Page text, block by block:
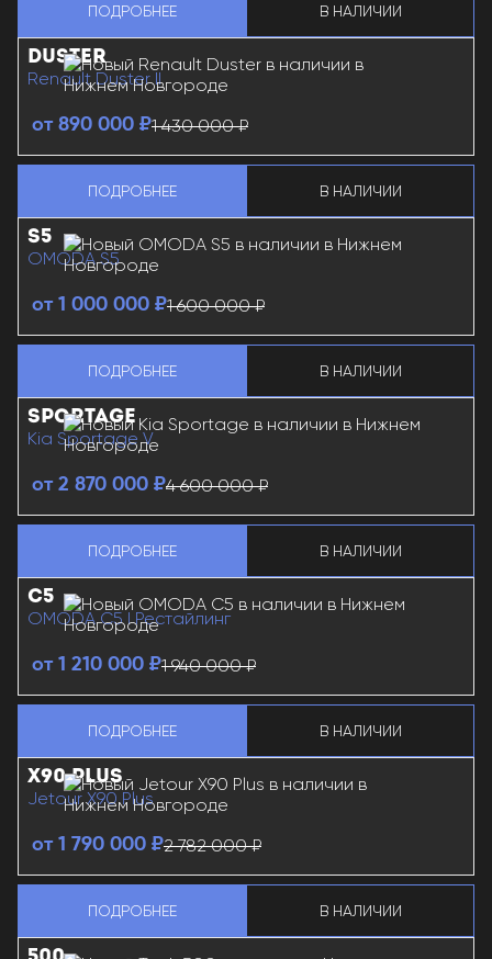
ПОДРОБНЕЕ В НАЛИЧИИ
DUSTER
Renault Duster II
от 890 000 ₽1 430 000 ₽
ПОДРОБНЕЕ В НАЛИЧИИ
S5
OMODA S5
от 1 000 000 ₽1 600 000 ₽
ПОДРОБНЕЕ В НАЛИЧИИ
SPORTAGE
Kia Sportage V
от 2 870 000 ₽4 600 000 ₽
ПОДРОБНЕЕ В НАЛИЧИИ
C5
OMODA C5 I Рестайлинг
от 1 210 000 ₽1 940 000 ₽
ПОДРОБНЕЕ В НАЛИЧИИ
X90 PLUS
Jetour X90 Plus
от 1 790 000 ₽2 782 000 ₽
ПОДРОБНЕЕ В НАЛИЧИИ